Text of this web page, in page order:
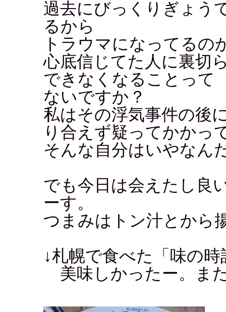
過去にびっくりぎょう
るから
トラウマになってるの
心底信じてた人に裏切
できなくなることって
ないですか？
私はその浮気事件の後
り合えず疑ってかかっ
そんな自分はいやなん
でも今日は会えたし良
ーす。
つまみはトン汁とから
↓札幌で食べた「味の
美味しかったー。ま